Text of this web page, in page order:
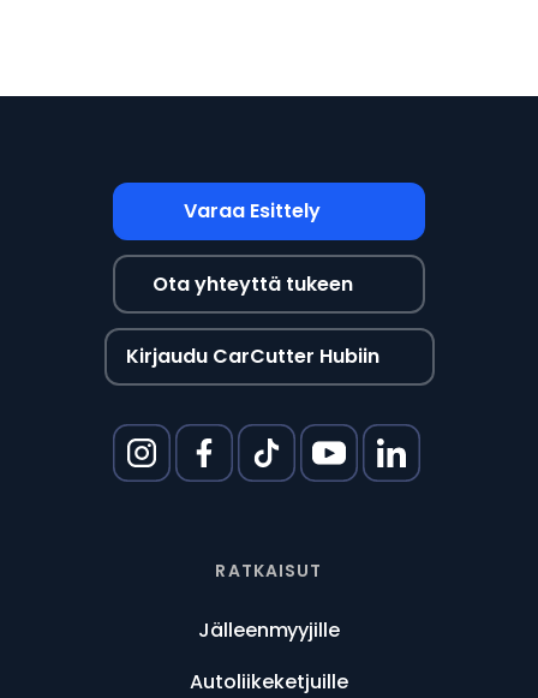
RATKAISUT
Jälleenmyyjille
Autoliikeketjuille
Varaa Esittely
Ota yhteyttä tukeen
Kirjaudu CarCutter Hubiin